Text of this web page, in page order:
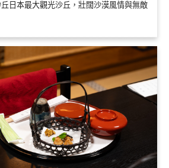
日本最大觀光沙丘，壯闊沙漠風情與無敵